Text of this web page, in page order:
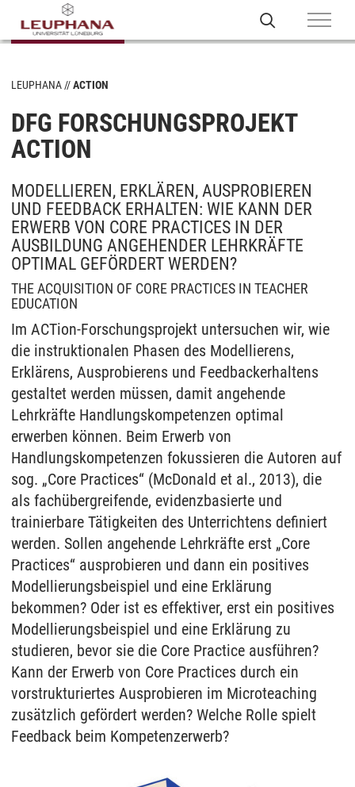
LEUPHANA ACTION
DFG FORSCHUNGSPROJEKT
ACTION
MODELLIEREN, ERKLÄREN, AUSPROBIEREN
UND FEEDBACK ERHALTEN: WIE KANN DER
ERWERB VON CORE PRACTICES IN DER
AUSBILDUNG ANGEHENDER LEHRKRÄFTE
OPTIMAL GEFÖRDERT WERDEN?
THE ACQUISITION OF CORE PRACTICES IN TEACHER
EDUCATION
Im ACTion-Forschungsprojekt untersuchen wir, wie
die instruktionalen Phasen des Modellierens,
Erklärens, Ausprobierens und Feedbackerhaltens
gestaltet werden müssen, damit angehende
Lehrkräfte Handlungskompetenzen optimal
erwerben können. Beim Erwerb von
Handlungskompetenzen fokussieren die Autoren auf
sog. „Core Practices“ (McDonald et al., 2013), die
als fachübergreifende, evidenzbasierte und
trainierbare Tätigkeiten des Unterrichtens definiert
werden. Sollen angehende Lehrkräfte erst „Core
Practices“ ausprobieren und dann ein positives
Modellierungsbeispiel und eine Erklärung
bekommen? Oder ist es effektiver, erst ein positives
Modellierungsbeispiel und eine Erklärung zu
studieren, bevor sie die Core Practice ausführen?
Kann der Erwerb von Core Practices durch ein
vorstrukturiertes Ausprobieren im Microteaching
zusätzlich gefördert werden? Welche Rolle spielt
Feedback beim Kompetenzerwerb?